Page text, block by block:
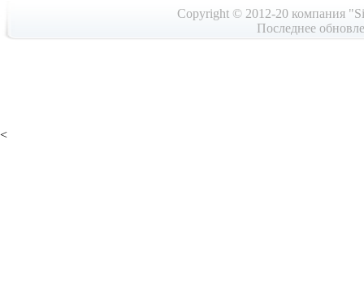
Copyright © 2012-20 компания
Последнее
<